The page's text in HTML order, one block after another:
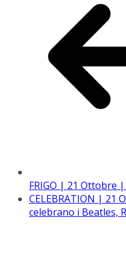
FRIGO | 21 Ottobre
CELEBRATION | 21
celebrano i Beatles,